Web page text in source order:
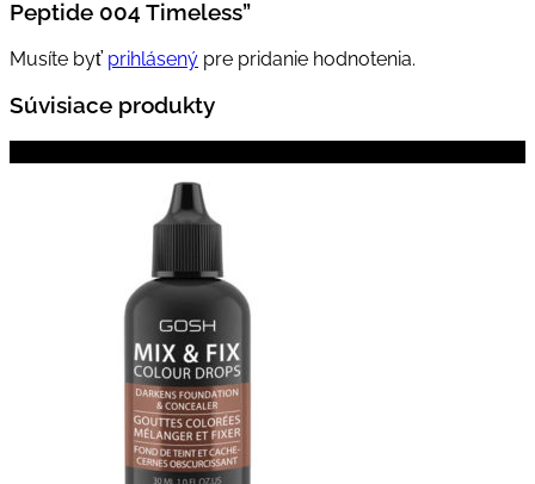
Peptide 004 Timeless”
Musíte byť prihlásený pre pridanie hodnotenia.
Súvisiace produkty